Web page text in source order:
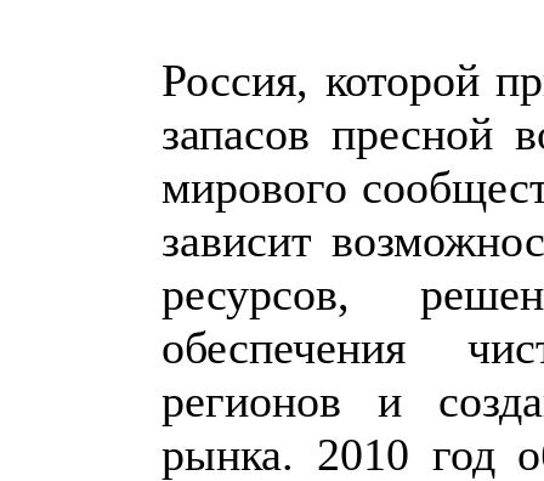
Россия, которой
запасов пресной
мирового
зависит
ресурсов,
обеспечения
регионов и
рынка. 2010 год